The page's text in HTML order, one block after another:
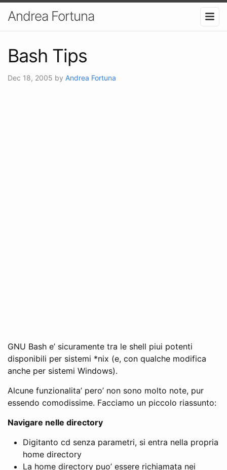
Andrea Fortuna
Bash Tips
Dec 18, 2005 by Andrea Fortuna
GNU Bash e’ sicuramente tra le shell piui potenti
disponibili per sistemi *nix (e, con qualche modifica
anche per sistemi Windows).
Alcune funzionalita’ pero’ non sono molto note, pur
essendo comodissime. Facciamo un piccolo riassunto:
Navigare nelle directory
Digitanto cd senza parametri, si entra nella propria
home directory
La home directory puo’ essere richiamata nei